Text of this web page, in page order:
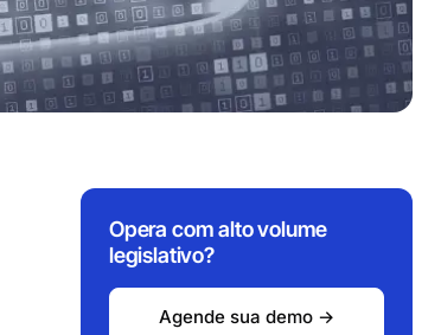
Opera com alto volume
legislativo?
Agende sua demo →